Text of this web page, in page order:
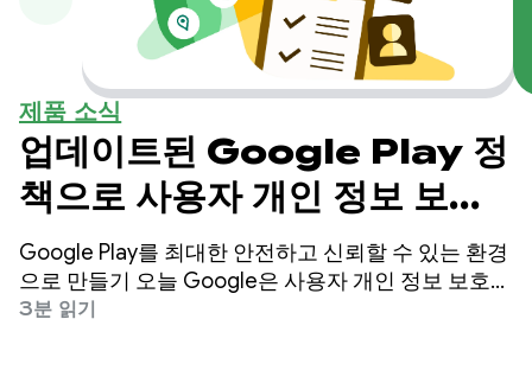
제품 소식
업데이트된 Google Play 정
책으로 사용자 개인 정보 보호
및 비즈니스 보호 강화
Google Play를 최대한 안전하고 신뢰할 수 있는 환경
으로 만들기 오늘 Google은 사용자 개인 정보 보호를
강화하고 사기로부터 비즈니스를 보호하기 위해 새로
3분 읽기